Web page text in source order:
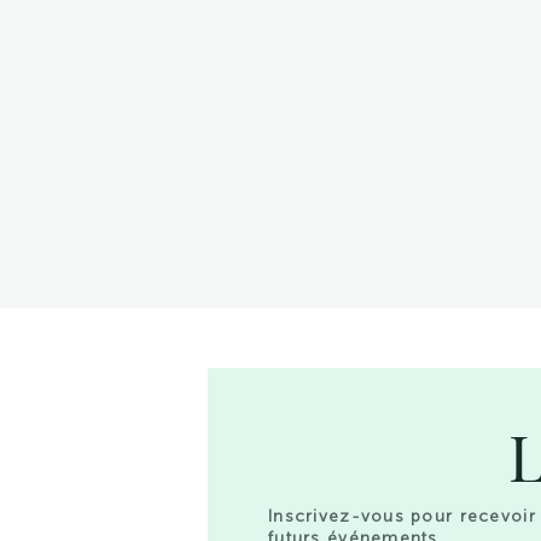
Inscrivez-vous pour recevoir